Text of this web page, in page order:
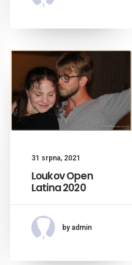
31 srpna, 2021
Loukov Open
Latina 2020
by admin